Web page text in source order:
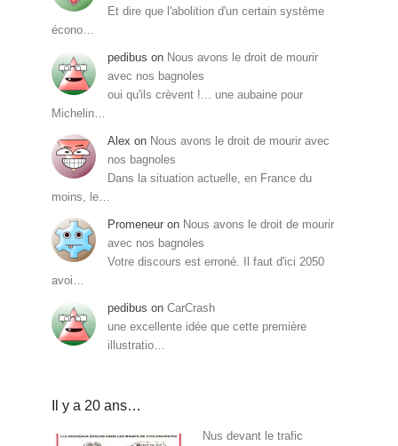
Et dire que l'abolition d'un certain système
écono…
pedibus on Nous avons le droit de mourir
avec nos bagnoles
oui qu'ils crèvent !... une aubaine pour
Michelin…
Alex on Nous avons le droit de mourir avec
nos bagnoles
Dans la situation actuelle, en France du
moins, le…
Promeneur on Nous avons le droit de mourir
avec nos bagnoles
Votre discours est erroné. Il faut d'ici 2050
avoi…
pedibus on CarCrash
une excellente idée que cette première
illustratio…
Il y a 20 ans…
Nus devant le trafic